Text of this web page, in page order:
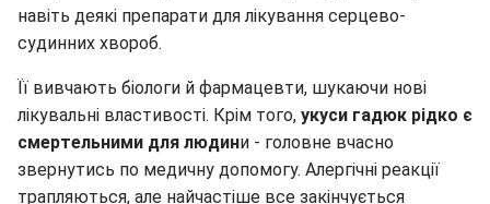
навіть деякі препарати для лікування серцево-
судинних хвороб.
Її вивчають біологи й фармацевти, шукаючи нові
лікувальні властивості. Крім того, укуси гадюк рідко є
смертельними для людини - головне вчасно
звернутись по медичну допомогу. Алергічні реакції
трапляються, але найчастіше все закінчується